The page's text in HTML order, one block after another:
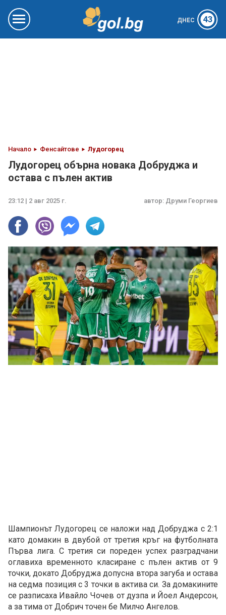
ДНЕС 43
Начало Фенсайтове Лудогорец
Лудогорец обърна новака Добруджа и
остава с пълен актив
23:12 | 2 авг 2025 г. автор: Друми Георгиев
Шампионът Лудогорец се наложи над Добруджа с 2:1
като домакин в двубой от третия кръг на футболната
Първа лига. С третия си пореден успех разградчани
оглавиха временното класиране с пълен актив от 9
точки, докато Добруджа допусна втора загуба и остава
на седма позиция с 3 точки в актива си. За домакините
се разписаха Ивайло Чочев от дузпа и Йоел Андерсон,
а за тима от Добрич точен бе Милчо Ангелов.